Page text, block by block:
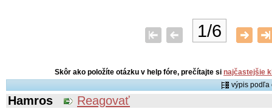
1/6
Skôr ako položíte otázku v help fóre, prečítajte si najčastejšie
výpis
Hamros
Reagovať